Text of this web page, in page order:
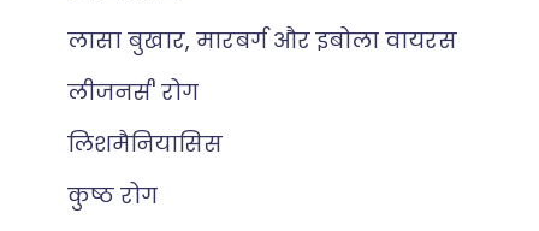
लासा बुखार, मारबर्ग और इबोला वायरस
लीजनर्स' रोग
लिशमैनियासिस
कुष्ठ रोग